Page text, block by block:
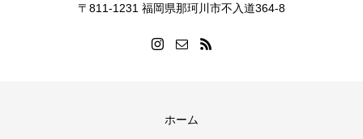
〒811-1231 福岡県那珂川市不入道364-8
ホーム